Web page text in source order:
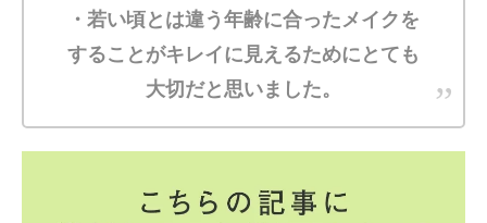
・若い頃とは違う年齢に合ったメイクを
することがキレイに見えるためにとても
大切だと思いました。